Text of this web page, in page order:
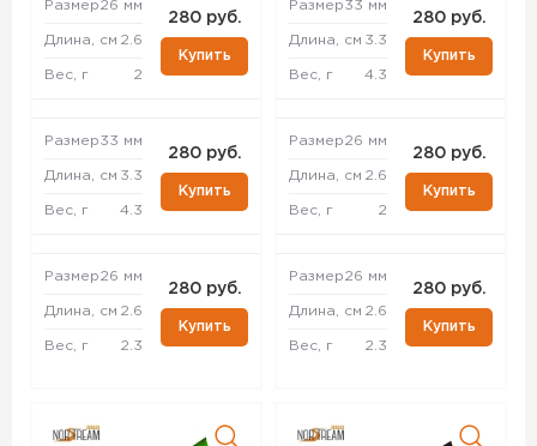
Размер26 мм
Длина, см 2.6
Вес, г 2
280 руб.
Купить
Размер33 мм
Длина, см 3.3
Вес, г 4.3
280 руб.
Купить
Размер26 мм
Длина, см 2.6
Вес, г 2.3
280 руб.
Купить
Размер33 мм
Длина, см 3.3
Вес, г 4.3
280 руб.
Купить
Размер26 мм
Длина, см 2.6
Вес, г 2
280 руб.
Купить
Размер26 мм
Длина, см 2.6
Вес, г 2.3
280 руб.
Купить